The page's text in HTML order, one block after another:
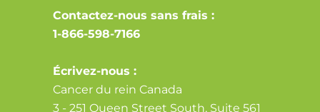
Contactez-nous sans frais :
1-866-598-7166
Écrivez-nous :
Cancer du rein Canada
3 - 251 Queen Street South, Suite 561